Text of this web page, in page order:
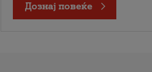
Дознај повеќе